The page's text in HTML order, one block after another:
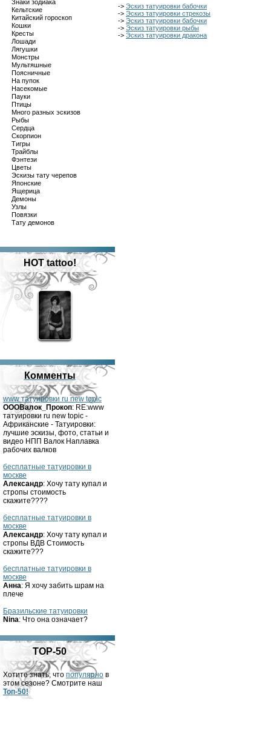
Знаки зодиака
Кельтские
Китайский гороскоп
Кошки
Кресты
Лошади
Лягушки
Монстры
Мультяшные
Поясничные
На пупок
Насекомые
Пауки
Птицы
Много разных эскизов
Рыбы
Сердца
Скорпион
Тигры
Трайблы
Фэнтези
Цветы
Эскизы тату черепов
Японские
Ящерица
Демоны
Узлы
Повязки
Тату демонов
HOT tattoo!
Комменты
www татуировки ru new topic
OOOВалок_Прокоп: RE:www
татуировки ru new topic -
Африканские - Татуировки:
лучшие эскизы, фото, статьи и
видео НПП Валок Наплавка
рабочих валков
бесплатные татуировки в
москве
Александр: Хочу тату купал и
стропы стоимость
скажите????
бесплатные татуировки в
москве
Александр: Хочу тату купал и
стропы ВДВ Стоимость
скажите???
бесплатные татуировки в
москве
Анна: Я хочу забить шрам на
плече
Бразильские татуировки
Nina: Что она означает?
TOP-50
Хотите знать, что популярно в
этом сезоне? Смотрите наш
Топ-50!
-> Эскиз татуировки бабочки
-> Эскиз татуировки стрекозы
-> Эскиз татуировки бабочки
-> Эскиз татуировки рыбы
-> Эскиз татуировки дракона